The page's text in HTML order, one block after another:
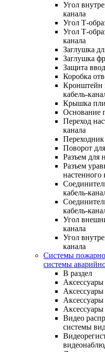
Угол
канала
Угол Т-
Угол Т-
канала
Заглушка
Заглушка
Защита
Коробка
Кронштейн
кабель-
Крышка
Основание
Переход
канала
Переходник
Поворот
Разъем для
Разъем
настенного
кабель-
кабель-
Угол
канала
Угол
канала
Системы
системы
В раздел
Аксессуары
Видео
системы